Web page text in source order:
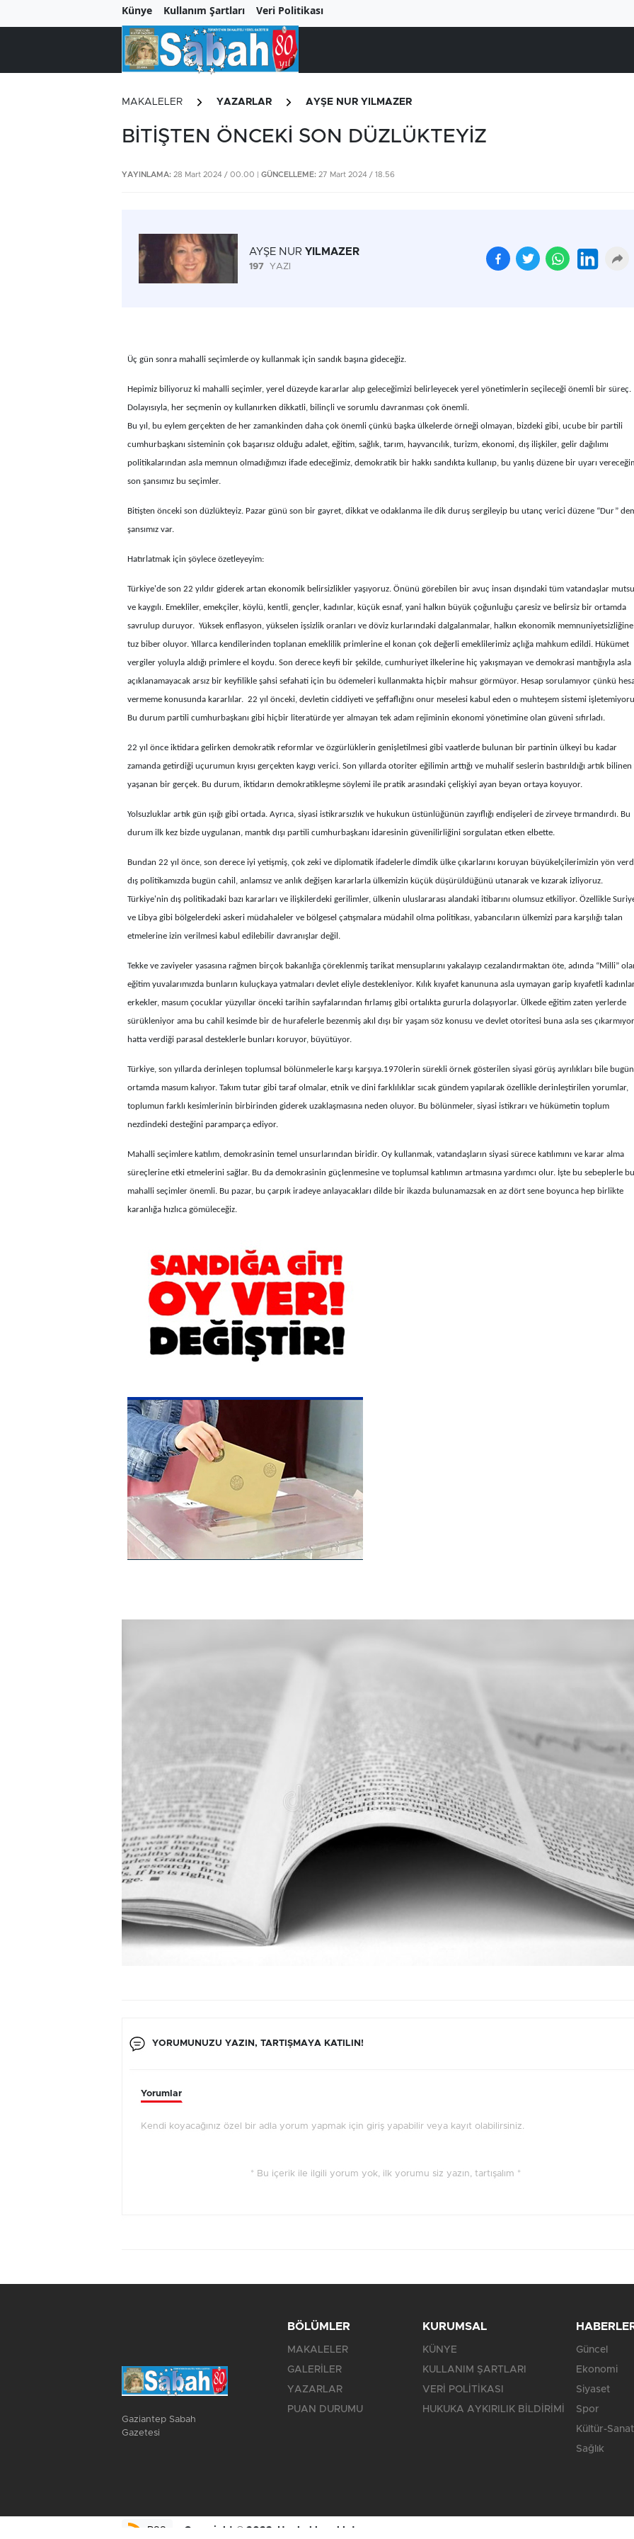
Künye Kullanım Şartları Veri Politikası
MAKALELER YAZARLAR AYŞE NUR YILMAZER
BİTİŞTEN ÖNCEKİ SON DÜZLÜKTEYİZ
YAYINLAMA: 28 Mart 2024 / 00.00 | GÜNCELLEME: 27 Mart 2024 / 18.56
AYŞE NUR YILMAZER
197 YAZI
Üç gün sonra mahalli seçimlerde oy kullanmak için sandık başına gideceğiz.
Hepimiz biliyoruz ki mahalli seçimler, yerel düzeyde kararlar alıp geleceğimizi belirleyecek yerel yönetimlerin seçileceği önemli bir süreç.
Dolayısıyla, her seçmenin oy kullanırken dikkatli, bilinçli ve sorumlu davranması çok önemli.
Bu yıl, bu eylem gerçekten de her zamankinden daha çok önemli çünkü başka ülkelerde örneği olmayan, bizdeki gibi, ucube bir partili
cumhurbaşkanı sisteminin çok başarısız olduğu adalet, eğitim, sağlık, tarım, hayvancılık, turizm, ekonomi, dış ilişkiler, gelir dağılımı
politikalarından asla memnun olmadığımızı ifade edeceğimiz, demokratik bir hakkı sandıkta kullanıp, bu yanlış düzene bir uyarı
son şansımız bu seçimler.
Bitişten önceki son düzlükteyiz. Pazar günü son bir gayret, dikkat ve odaklanma ile dik duruş sergileyip bu utanç verici düzene “Dur”
şansımız var.
Hatırlatmak için şöylece özetleyeyim:
Türkiye'de son 22 yıldır giderek artan ekonomik belirsizlikler yaşıyoruz. Önünü görebilen bir avuç insan dışındaki tüm vatandaşlar
ve kaygılı. Emekliler, emekçiler, köylü, kentli, gençler, kadınlar, küçük esnaf, yani halkın büyük çoğunluğu çaresiz ve belirsiz bir ortamda
savrulup duruyor. Yüksek enflasyon, yükselen işsizlik oranları ve döviz kurlarındaki dalgalanmalar, halkın ekonomik memnuniyetsizliğine
tuz biber oluyor. Yıllarca kendilerinden toplanan emeklilik primlerine el konan çok değerli emeklilerimiz açlığa mahkum edildi. Hükümet
vergiler yoluyla aldığı primlere el koydu. Son derece keyfi bir şekilde, cumhuriyet ilkelerine hiç yakışmayan ve demokrasi mantığıyla asla
açıklanamayacak arsız bir keyfilikle şahsi sefahati için bu ödemeleri kullanmakta hiçbir mahsur görmüyor. Hesap sorulamıyor çünkü
vermeme konusunda kararlılar. 22 yıl önceki, devletin ciddiyeti ve şeffaflığını onur meselesi kabul eden o muhteşem sistemi
Bu durum partili cumhurbaşkanı gibi hiçbir literatürde yer almayan tek adam rejiminin ekonomi yönetimine olan güveni sıfırladı.
22 yıl önce iktidara gelirken demokratik reformlar ve özgürlüklerin genişletilmesi gibi vaatlerde bulunan bir partinin ülkeyi bu kadar
zamanda getirdiği uçurumun kıyısı gerçekten kaygı verici. Son yıllarda otoriter eğilimin arttığı ve muhalif seslerin bastırıldığı artık bilinen
yaşanan bir gerçek. Bu durum, iktidarın demokratikleşme söylemi ile pratik arasındaki çelişkiyi ayan beyan ortaya koyuyor.
Yolsuzluklar artık gün ışığı gibi ortada. Ayrıca, siyasi istikrarsızlık ve hukukun üstünlüğünün zayıflığı endişeleri de zirveye tırmandırdı. Bu
durum ilk kez bizde uygulanan, mantık dışı partili cumhurbaşkanı idaresinin güvenilirliğini sorgulatan etken elbette.
Bundan 22 yıl önce, son derece iyi yetişmiş, çok zeki ve diplomatik ifadelerle dimdik ülke çıkarlarını koruyan büyükelçilerimizin yön
dış politikamızda bugün cahil, anlamsız ve anlık değişen kararlarla ülkemizin küçük düşürüldüğünü utanarak ve kızarak izliyoruz.
Türkiye'nin dış politikadaki bazı kararları ve ilişkilerdeki gerilimler, ülkenin uluslararası alandaki itibarını olumsuz etkiliyor. Özellikle
ve Libya gibi bölgelerdeki askeri müdahaleler ve bölgesel çatışmalara müdahil olma politikası, yabancıların ülkemizi para karşılığı talan
etmelerine izin verilmesi kabul edilebilir davranışlar değil.
Tekke ve zaviyeler yasasına rağmen birçok bakanlığa çöreklenmiş tarikat mensuplarını yakalayıp cezalandırmaktan öte, adında “Milli”
eğitim yuvalarımızda bunların kuluçkaya yatmaları devlet eliyle destekleniyor. Kılık kıyafet kanununa asla uymayan garip kıyafetli
erkekler, masum çocuklar yüzyıllar önceki tarihin sayfalarından fırlamış gibi ortalıkta gururla dolaşıyorlar. Ülkede eğitim zaten yerlerde
sürükleniyor ama bu cahil kesimde bir de hurafelerle bezenmiş akıl dışı bir yaşam söz konusu ve devlet otoritesi buna asla ses çıkarmıyor
hatta verdiği parasal desteklerle bunları koruyor, büyütüyor.
Türkiye, son yıllarda derinleşen toplumsal bölünmelerle karşı karşıya.1970lerin sürekli örnek gösterilen siyasi görüş ayrılıkları bile
ortamda masum kalıyor. Takım tutar gibi taraf olmalar, etnik ve dini farklılıklar sıcak gündem yapılarak özellikle derinleştirilen yorumlar,
toplumun farklı kesimlerinin birbirinden giderek uzaklaşmasına neden oluyor. Bu bölünmeler, siyasi istikrarı ve hükümetin toplum
nezdindeki desteğini paramparça ediyor.
Mahalli seçimlere katılım, demokrasinin temel unsurlarından biridir. Oy kullanmak, vatandaşların siyasi sürece katılımını ve karar alma
süreçlerine etki etmelerini sağlar. Bu da demokrasinin güçlenmesine ve toplumsal katılımın artmasına yardımcı olur. İşte bu sebeplerle bu
mahalli seçimler önemli. Bu pazar, bu çarpık iradeye anlayacakları dilde bir ikazda bulunamazsak en az dört sene boyunca hep birlikte
karanlığa hızlıca gömüleceğiz.
YORUMUNUZU YAZIN, TARTIŞMAYA KATILIN!
Yorumlar
Kendi koyacağınız özel bir adla yorum yapmak için giriş yapabilir veya kayıt olabilirsiniz.
* Bu içerik ile ilgili yorum yok, ilk yorumu siz yazın, tartışalım *
Beyaz ete büyük zam
Yüksek elektrik
çiftçiyi üretimden
Gaziantep Sabah
Gazetesi
BÖLÜMLER
MAKALELER
GALERİLER
YAZARLAR
PUAN DURUMU
KURUMSAL
KÜNYE
KULLANIM ŞARTLARI
VERİ POLİTİKASI
HUKUKA AYKIRILIK BİLDİRİMİ
Güncel
Ekonomi
Siyaset
Spor
Kültür-Sanat
Sağlık
RSS Copyright © 2023. Her hakkı saklıdır.